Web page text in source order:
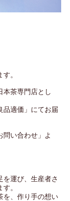
。
本茶専門店とし
品適価」にてお届
い合わせ」よ
運び、生産者さ
。
を、作り手の想い